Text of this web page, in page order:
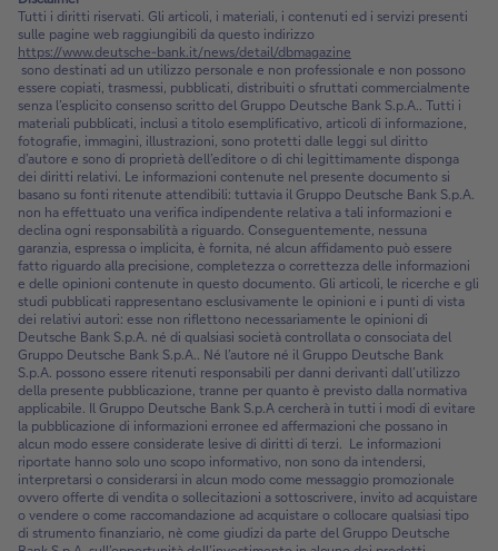
Tutti i diritti riservati. Gli articoli, i materiali, i contenuti ed i servizi presenti
sulle pagine web raggiungibili da questo indirizzo
https://www.deutsche-bank.it/news/detail/dbmagazine
sono destinati ad un utilizzo personale e non professionale e non possono
essere copiati, trasmessi, pubblicati, distribuiti o sfruttati commercialmente
senza l’esplicito consenso scritto del Gruppo Deutsche Bank S.p.A.. Tutti i
materiali pubblicati, inclusi a titolo esemplificativo, articoli di informazione,
fotografie, immagini, illustrazioni, sono protetti dalle leggi sul diritto
d’autore e sono di proprietà dell’editore o di chi legittimamente disponga
dei diritti relativi. Le informazioni contenute nel presente documento si
basano su fonti ritenute attendibili: tuttavia il Gruppo Deutsche Bank S.p.A.
non ha effettuato una verifica indipendente relativa a tali informazioni e
declina ogni responsabilità a riguardo. Conseguentemente, nessuna
garanzia, espressa o implicita, è fornita, né alcun affidamento può essere
fatto riguardo alla precisione, completezza o correttezza delle informazioni
e delle opinioni contenute in questo documento. Gli articoli, le ricerche e gli
studi pubblicati rappresentano esclusivamente le opinioni e i punti di vista
dei relativi autori: esse non riflettono necessariamente le opinioni di
Deutsche Bank S.p.A. né di qualsiasi società controllata o consociata del
Gruppo Deutsche Bank S.p.A.. Né l’autore né il Gruppo Deutsche Bank
S.p.A. possono essere ritenuti responsabili per danni derivanti dall’utilizzo
della presente pubblicazione, tranne per quanto è previsto dalla normativa
applicabile. Il Gruppo Deutsche Bank S.p.A cercherà in tutti i modi di evitare
la pubblicazione di informazioni erronee ed affermazioni che possano in
alcun modo essere considerate lesive di diritti di terzi. Le informazioni
riportate hanno solo uno scopo informativo, non sono da intendersi,
interpretarsi o considerarsi in alcun modo come messaggio promozionale
ovvero offerte di vendita o sollecitazioni a sottoscrivere, invito ad acquistare
o vendere o come raccomandazione ad acquistare o collocare qualsiasi tipo
di strumento finanziario, nè come giudizi da parte del Gruppo Deutsche